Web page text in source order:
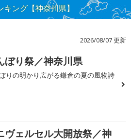
ング【神奈川県】
2026/08/07 更新
ぼり祭／神奈川県
りの明かり広がる鎌倉の夏の風物詩
ヴェルセル大開放祭／神